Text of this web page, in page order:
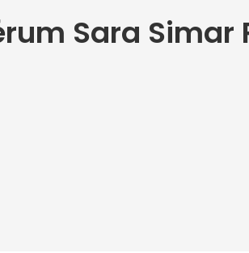
Sara Simar